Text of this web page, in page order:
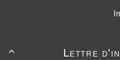
 Lettre